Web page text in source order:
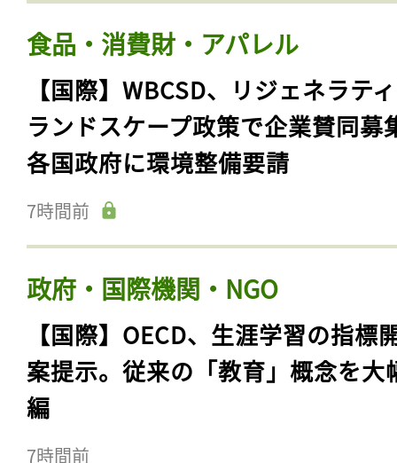
食品・消費財・アパレル
【国際】WBCSD、リジェネラテ
ランドスケープ政策で企業賛同募
各国政府に環境整備要請
7時間前
政府・国際機関・NGO
【国際】OECD、生涯学習の指標
案提示。従来の「教育」概念を大
編
7時間前